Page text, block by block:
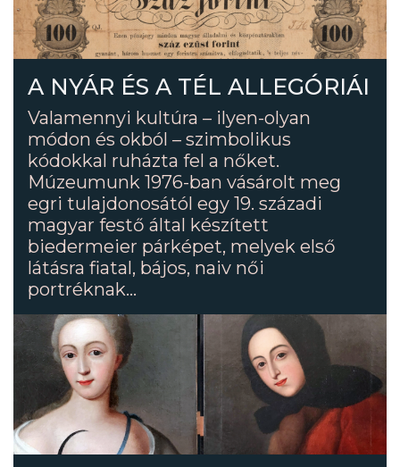
A NYÁR ÉS A TÉL ALLEGÓRIÁI
Valamennyi kultúra – ilyen-olyan
módon és okból – szimbolikus
kódokkal ruházta fel a nőket.
Múzeumunk 1976-ban vásárolt meg
egri tulajdonosától egy 19. századi
magyar festő által készített
biedermeier párképet, melyek első
látásra fiatal, bájos, naiv női
portréknak...